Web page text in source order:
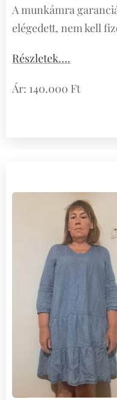
A munkámra
elégedett, nem kell
Részletek....
Ár: 140.000 Ft